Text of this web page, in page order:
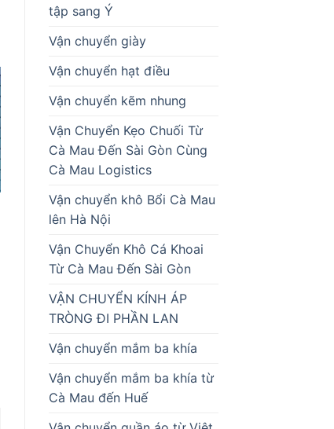
tập sang Ý
Vận chuyển giày
Vận chuyển hạt điều
Vận chuyển kẽm nhung
Vận Chuyển Kẹo Chuối Từ
Cà Mau Đến Sài Gòn Cùng
Cà Mau Logistics
Vận chuyển khô Bổi Cà Mau
lên Hà Nội
Vận Chuyển Khô Cá Khoai
Từ Cà Mau Đến Sài Gòn
VẬN CHUYỂN KÍNH ÁP
TRÒNG ĐI PHẦN LAN
Vận chuyển mắm ba khía
Vận chuyển mắm ba khía từ
Cà Mau đến Huế